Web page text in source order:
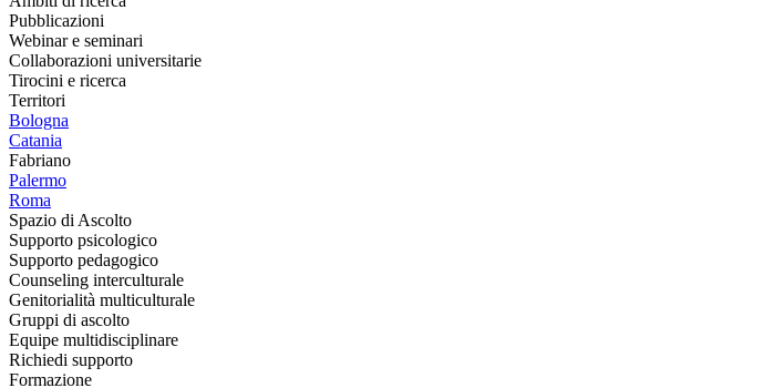
Pubblicazioni
Webinar e seminari
Collaborazioni universitarie
Tirocini e ricerca
Territori
Bologna
Catania
Fabriano
Palermo
Roma
Spazio di Ascolto
Supporto psicologico
Supporto pedagogico
Counseling interculturale
Genitorialità multiculturale
Gruppi di ascolto
Equipe multidisciplinare
Richiedi supporto
Formazione